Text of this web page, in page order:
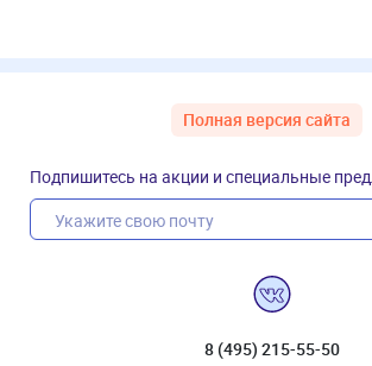
Полная версия сайта
Подпишитесь на акции и специальные
8 (495) 215-55-50